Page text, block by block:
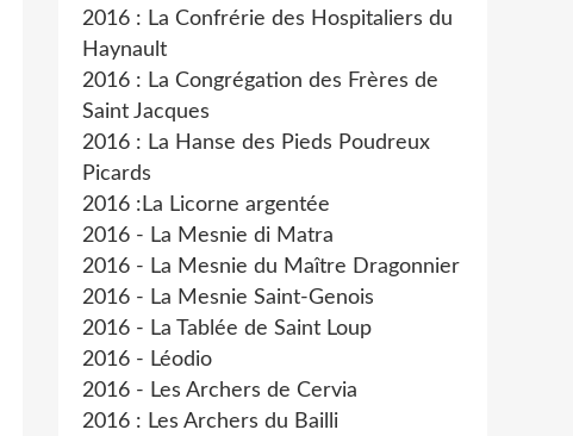
2016 : La Confrérie des Hospitaliers du
Haynault
2016 : La Congrégation des Frères de
Saint Jacques
2016 : La Hanse des Pieds Poudreux
Picards
2016 :La Licorne argentée
2016 - La Mesnie di Matra
2016 - La Mesnie du Maître Dragonnier
2016 - La Mesnie Saint-Genois
2016 - La Tablée de Saint Loup
2016 - Léodio
2016 - Les Archers de Cervia
2016 : Les Archers du Bailli